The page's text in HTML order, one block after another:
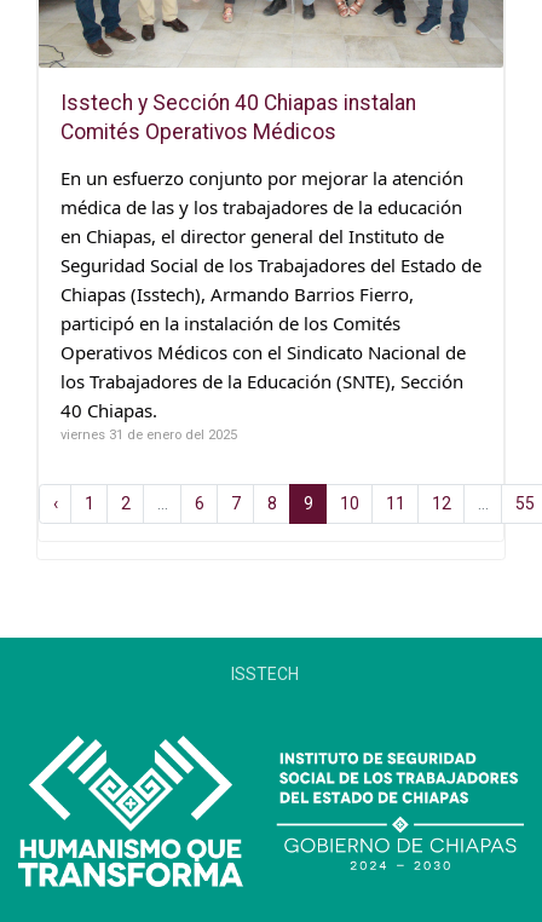
Isstech y Sección 40 Chiapas instalan
Comités Operativos Médicos
En un esfuerzo conjunto por mejorar la atención
médica de las y los trabajadores de la educación
en Chiapas, el director general del Instituto de
Seguridad Social de los Trabajadores del Estado de
Chiapas (Isstech), Armando Barrios Fierro,
participó en la instalación de los Comités
Operativos Médicos con el Sindicato Nacional de
los Trabajadores de la Educación (SNTE), Sección
40 Chiapas.
viernes 31 de enero del 2025
‹ 1 2 6 7 8 9 10 11 12 55
ISSTECH